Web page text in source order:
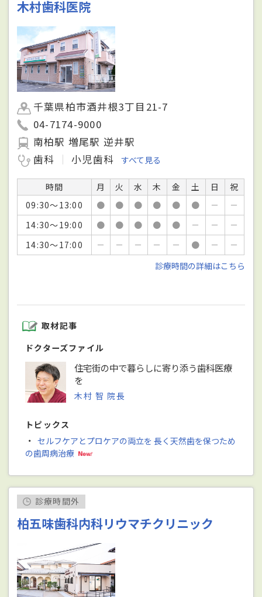
木村歯科医院
千葉県柏市酒井根3丁目21-7
04-7174-9000
南柏駅 増尾駅 逆井駅
歯科
小児歯科 すべて見る
時間 月 火 水 木 金 土 日
祝
09:30～13:00
● ● ● ● ● ● －
－
14:30～19:00
● ● ● ● ● － －
－
14:30～17:00
－ － － － － ● －
－
診療時間の詳細はこちら
取材記事
ドクターズファイル
住宅街の中で暮らしに寄り添う歯科医療
を
木村 智 院長
トピックス
・ セルフケアとプロケアの両立を 長く天然歯を保つため
の歯周病治療
診療時間外
柏五味歯科内科リウマチクリニック